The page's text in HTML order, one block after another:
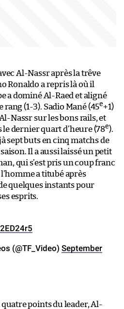
Al-Nassr après la trêve
Ronaldo a repris là où il
a dominé Al-Raed et aligné
(1-3). Sadio Mané (45e+1)
Nassr sur les bons rails, et
le dernier quart d’heure (78e).
sept buts en cinq matchs de
Il a aussi laissé un petit
qui s’est pris un coup franc
a titubé après
quelques instants pour
esprits.
(@TF_Video) September
points du leader, Al-